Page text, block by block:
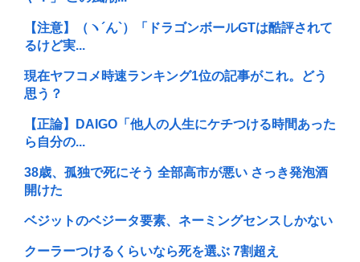
【注意】（ヽ´ん`）「ドラゴンボールGTは酷評されて
るけど実...
現在ヤフコメ時速ランキング1位の記事がこれ。どう
思う？
【正論】DAIGO「他人の人生にケチつける時間あった
ら自分の...
38歳、孤独で死にそう 全部高市が悪い さっき発泡酒
開けた
ベジットのベジータ要素、ネーミングセンスしかない
クーラーつけるくらいなら死を選ぶ 7割超え